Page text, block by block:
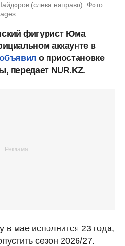
(слева направо). Фото:
фигурист Юма
аккаунте в
объявил о приостановке
передает NUR.KZ.
в мае исполнится 23 года,
сезон 2026/27.